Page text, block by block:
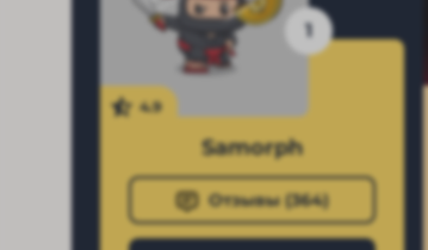
1
4.9
Samorph
Отзывы (364)